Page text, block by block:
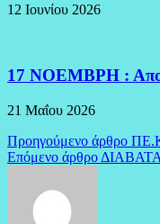
12 Ιουνίου 2026
17 ΝΟΕΜΒΡΗ :
21 Μαΐου 2026
Πλοήγηση
άρθρων
Προηγούμενο άρθρο
Επόμενο άρθρο ΔΙΑΒΑΤΑ